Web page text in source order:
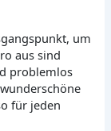
um
aus sind
problemlos
für jeden